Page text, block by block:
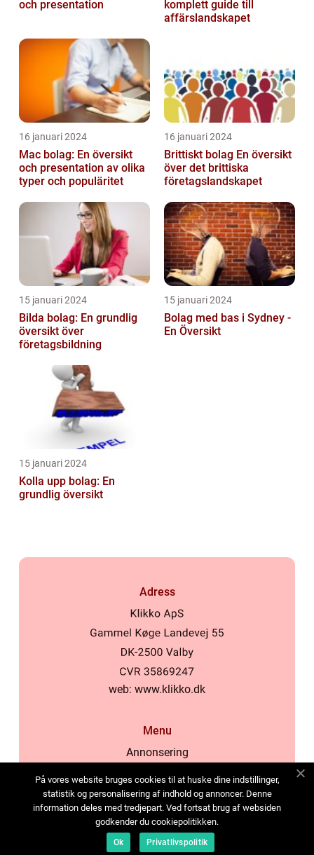
och presentation
komplett guide till
affärslandskapet
16 januari 2024
Mac bolag: En översikt
och presentation av olika
typer och populäritet
16 januari 2024
Brittiskt bolag En översikt
över det brittiska
företagslandskapet
15 januari 2024
Bilda bolag: En grundlig
översikt över
företagsbildning
15 januari 2024
Bolag med bas i Sydney -
En Översikt
15 januari 2024
Kolla upp bolag: En
grundlig översikt
Adress
web: www.klikko.dk
Menu
Annonsering
Cookies
Kontakta oss
Sitemap
På vores website bruges cookies til at huske dine indstillinger,
statistik og personalisering af indhold og annoncer. Denne
information deles med tredjepart. Ved fortsat brug af websiden
godkender du cookiepolitikken.
Ok Privatlivspolitik